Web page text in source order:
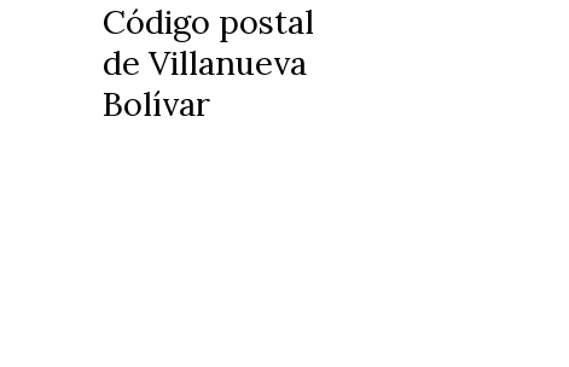
Código postal
de Villanueva
Bolívar